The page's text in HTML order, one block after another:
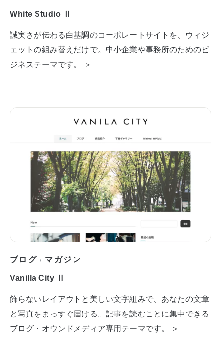
White Studio Ⅱ
誠実さが伝わる白基調のコーポレートサイトを、ウィジ
ェットの組み替えだけで。中小企業や事務所のためのビ
ジネステーマです。 ＞
ブログ / マガジン
Vanilla City Ⅱ
飾らないレイアウトと美しい文字組みで、あなたの文章
と写真をまっすぐ届ける。記事を読むことに集中できる
ブログ・オウンドメディア専用テーマです。 ＞